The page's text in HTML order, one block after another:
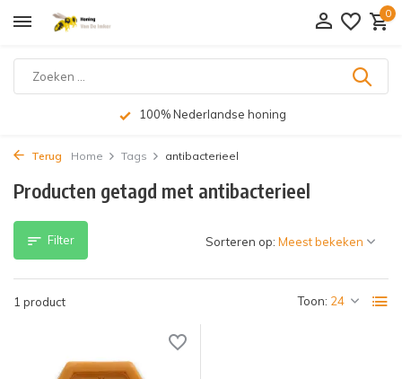
0
100% Nederlandse honing
Terug Home Tags antibacterieel
Producten getagd met antibacterieel
Filter
1 product Toon:
Sorteren op: